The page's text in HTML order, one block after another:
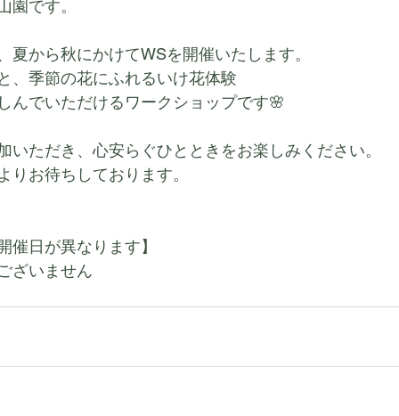
園です。
夏から秋にかけてWSを開催いたします。
、季節の花にふれるいけ花体験
んでいただけるワークショップです🌸
いただき、心安らぐひとときをお楽しみください。
りお待ちしております。
日が異なります】
ざいません